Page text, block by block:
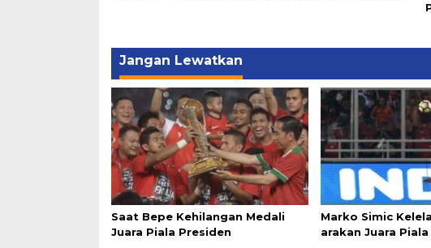
Jangan Lewatkan
Saat Bepe Kehilangan Medali
Juara Piala Presiden
Marko Simic
arakan Juara